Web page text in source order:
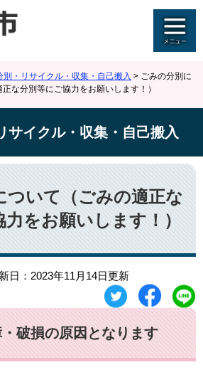
別・リサイクル・収集・自己搬入 > ごみの分別に
な分別等にご協力をお願いします！）
サイクル・収集・自己搬入
ついて（ごみの適正な
力をお願いします！）
日：2023年11月14日更新
破損の原因となります